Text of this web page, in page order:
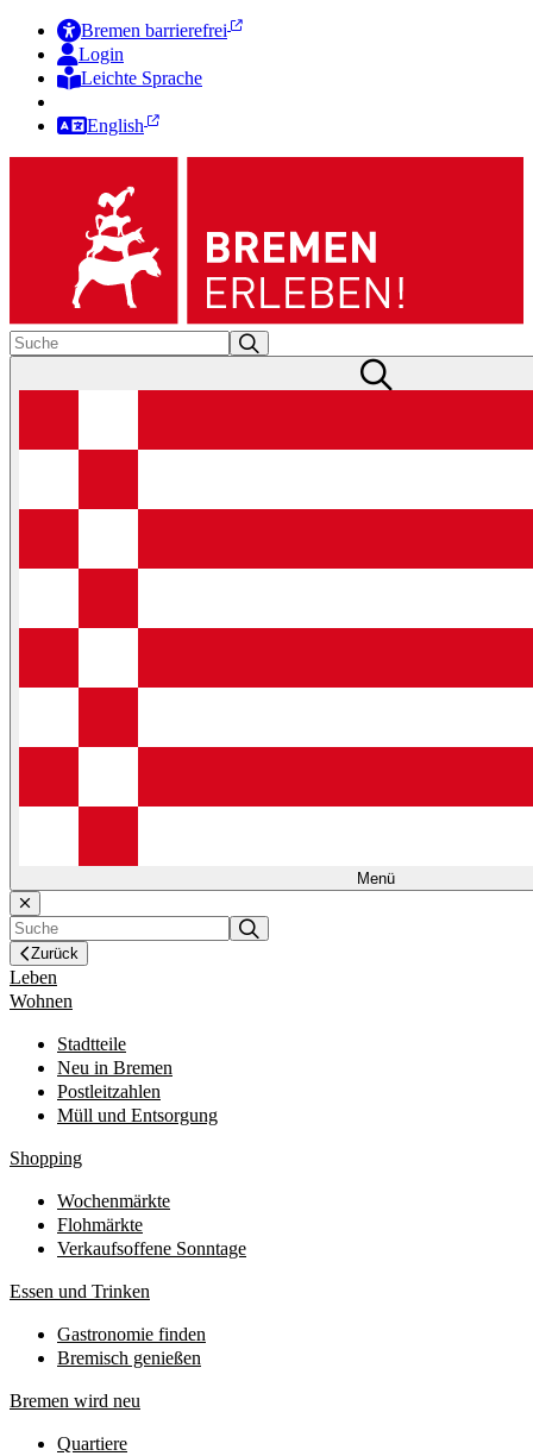
Bremen barrierefrei
Login
Leichte Sprache
English
Menü
Zurück
Leben
Wohnen
Stadtteile
Neu in Bremen
Postleitzahlen
Müll und Entsorgung
Shopping
Wochenmärkte
Flohmärkte
Verkaufsoffene Sonntage
Essen und Trinken
Gastronomie finden
Bremisch genießen
Bremen wird neu
Quartiere